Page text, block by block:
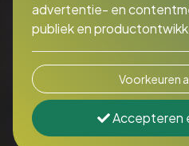
advertentie- en
publiek en
Voorkeuren
Accepteren